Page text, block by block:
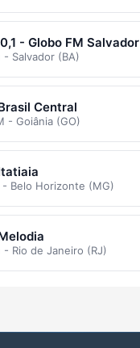
- Globo FM Salvador
- Salvador (BA)
Central
- Goiânia (GO)
- Belo Horizonte (MG)
- Rio de Janeiro (RJ)